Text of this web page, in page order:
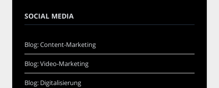
SOCIAL MEDIA
Blog: Content-Marketing
Blog: Video-Marketing
Blog: Digitalisierung